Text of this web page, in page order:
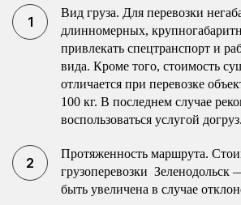
Вид груза. Для перевозки
длинномерных,
привлекать спецтранспорт и
вида. Кроме того, стоимость
отличается при перевозке
100 кг. В последнем случае
воспользоваться услугой догруз.
Протяженность маршрута.
грузоперевозки Зеленодольск
быть увеличена в случае